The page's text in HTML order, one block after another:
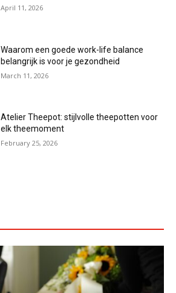
April 11, 2026
Waarom een goede work-life balance
belangrijk is voor je gezondheid
March 11, 2026
Atelier Theepot: stijlvolle theepotten voor
elk theemoment
February 25, 2026